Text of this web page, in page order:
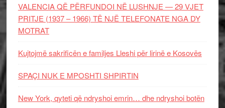
VALENCIA QË PËRFUNDOI NË LUSHNJE — 29 VJET
PRITJE (1937 – 1966) TË NJË TELEFONATE NGA DY
MOTRAT
Kujtojmë sakrificën e familjes Lleshi për lirinë e Kosovës
SPAÇI NUK E MPOSHTI SHPIRTIN
New York, qyteti që ndryshoi emrin… dhe ndryshoi botën